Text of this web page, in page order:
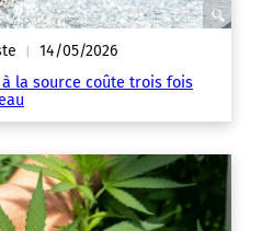
| 14/05/2026
la source coûte trois fois